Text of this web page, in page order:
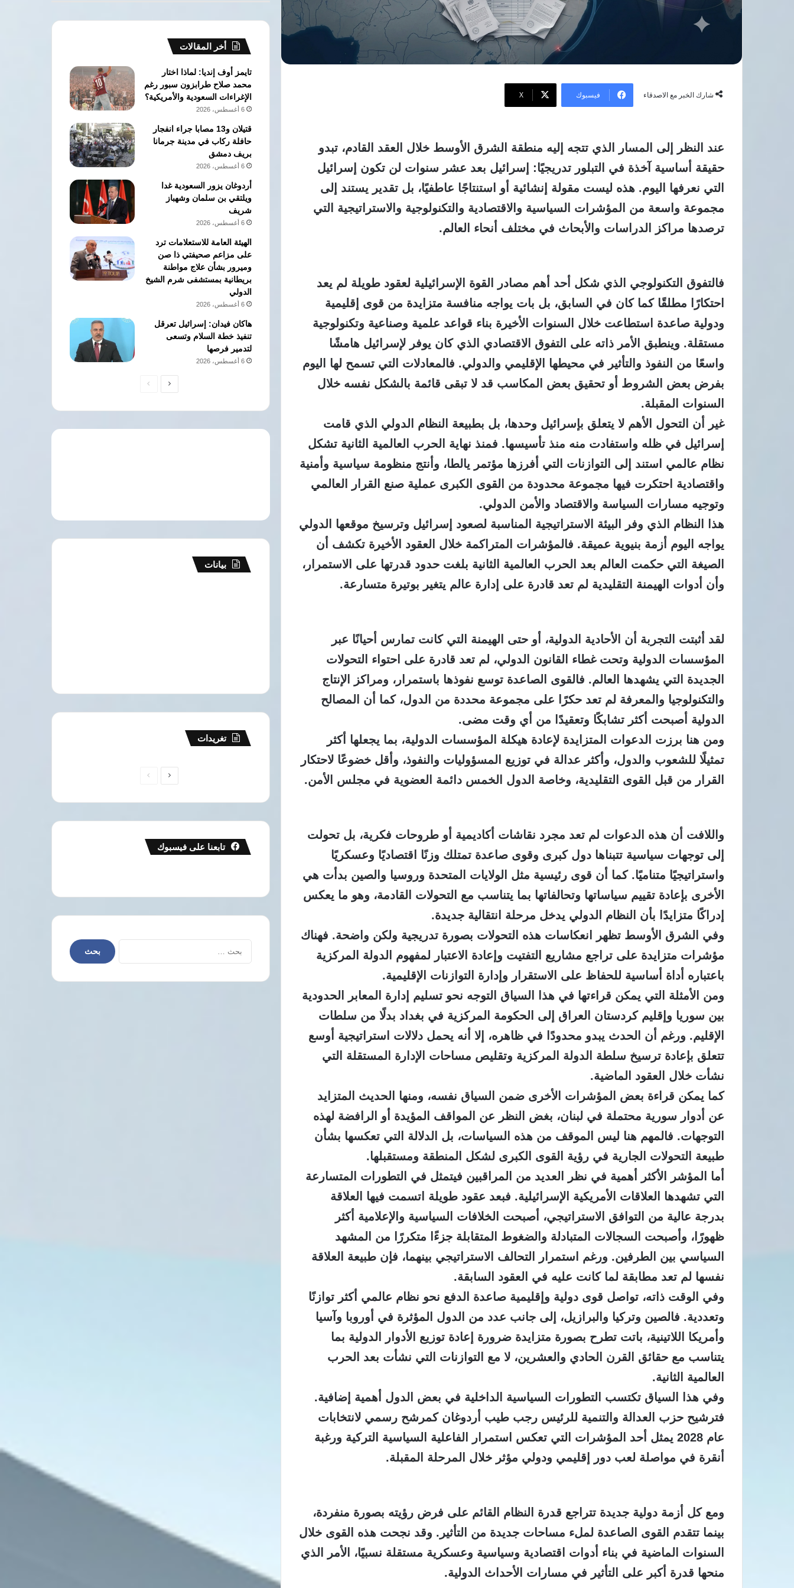
شارك الخبر مع الاصدقاء فيسبوك ‫X
عند النظر إلى المسار الذي تتجه إليه منطقة الشرق الأوسط خلال العقد القادم، تبدو
حقيقة أساسية آخذة في التبلور تدريجيًا: إسرائيل بعد عشر سنوات لن تكون إسرائيل
التي نعرفها اليوم. هذه ليست مقولة إنشائية أو استنتاجًا عاطفيًا، بل تقدير يستند إلى
مجموعة واسعة من المؤشرات السياسية والاقتصادية والتكنولوجية والاستراتيجية التي
ترصدها مراكز الدراسات والأبحاث في مختلف أنحاء العالم.
فالتفوق التكنولوجي الذي شكل أحد أهم مصادر القوة الإسرائيلية لعقود طويلة لم يعد
احتكارًا مطلقًا كما كان في السابق، بل بات يواجه منافسة متزايدة من قوى إقليمية
ودولية صاعدة استطاعت خلال السنوات الأخيرة بناء قواعد علمية وصناعية وتكنولوجية
مستقلة. وينطبق الأمر ذاته على التفوق الاقتصادي الذي كان يوفر لإسرائيل هامشًا
واسعًا من النفوذ والتأثير في محيطها الإقليمي والدولي. فالمعادلات التي تسمح لها اليوم
بفرض بعض الشروط أو تحقيق بعض المكاسب قد لا تبقى قائمة بالشكل نفسه خلال
السنوات المقبلة.
غير أن التحول الأهم لا يتعلق بإسرائيل وحدها، بل بطبيعة النظام الدولي الذي قامت
إسرائيل في ظله واستفادت منه منذ تأسيسها. فمنذ نهاية الحرب العالمية الثانية تشكل
نظام عالمي استند إلى التوازنات التي أفرزها مؤتمر يالطا، وأنتج منظومة سياسية وأمنية
واقتصادية احتكرت فيها مجموعة محدودة من القوى الكبرى عملية صنع القرار العالمي
وتوجيه مسارات السياسة والاقتصاد والأمن الدولي.
هذا النظام الذي وفر البيئة الاستراتيجية المناسبة لصعود إسرائيل وترسيخ موقعها الدولي
يواجه اليوم أزمة بنيوية عميقة. فالمؤشرات المتراكمة خلال العقود الأخيرة تكشف أن
الصيغة التي حكمت العالم بعد الحرب العالمية الثانية بلغت حدود قدرتها على الاستمرار،
وأن أدوات الهيمنة التقليدية لم تعد قادرة على إدارة عالم يتغير بوتيرة متسارعة.
لقد أثبتت التجربة أن الأحادية الدولية، أو حتى الهيمنة التي كانت تمارس أحيانًا عبر
المؤسسات الدولية وتحت غطاء القانون الدولي، لم تعد قادرة على احتواء التحولات
الجديدة التي يشهدها العالم. فالقوى الصاعدة توسع نفوذها باستمرار، ومراكز الإنتاج
والتكنولوجيا والمعرفة لم تعد حكرًا على مجموعة محددة من الدول، كما أن المصالح
الدولية أصبحت أكثر تشابكًا وتعقيدًا من أي وقت مضى.
ومن هنا برزت الدعوات المتزايدة لإعادة هيكلة المؤسسات الدولية، بما يجعلها أكثر
تمثيلًا للشعوب والدول، وأكثر عدالة في توزيع المسؤوليات والنفوذ، وأقل خضوعًا لاحتكار
القرار من قبل القوى التقليدية، وخاصة الدول الخمس دائمة العضوية في مجلس الأمن.
واللافت أن هذه الدعوات لم تعد مجرد نقاشات أكاديمية أو طروحات فكرية، بل تحولت
إلى توجهات سياسية تتبناها دول كبرى وقوى صاعدة تمتلك وزنًا اقتصاديًا وعسكريًا
واستراتيجيًا متناميًا. كما أن قوى رئيسية مثل الولايات المتحدة وروسيا والصين بدأت هي
الأخرى بإعادة تقييم سياساتها وتحالفاتها بما يتناسب مع التحولات القادمة، وهو ما يعكس
إدراكًا متزايدًا بأن النظام الدولي يدخل مرحلة انتقالية جديدة.
وفي الشرق الأوسط تظهر انعكاسات هذه التحولات بصورة تدريجية ولكن واضحة. فهناك
مؤشرات متزايدة على تراجع مشاريع التفتيت وإعادة الاعتبار لمفهوم الدولة المركزية
باعتباره أداة أساسية للحفاظ على الاستقرار وإدارة التوازنات الإقليمية.
ومن الأمثلة التي يمكن قراءتها في هذا السياق التوجه نحو تسليم إدارة المعابر الحدودية
بين سوريا وإقليم كردستان العراق إلى الحكومة المركزية في بغداد بدلًا من سلطات
الإقليم. ورغم أن الحدث يبدو محدودًا في ظاهره، إلا أنه يحمل دلالات استراتيجية أوسع
تتعلق بإعادة ترسيخ سلطة الدولة المركزية وتقليص مساحات الإدارة المستقلة التي
نشأت خلال العقود الماضية.
كما يمكن قراءة بعض المؤشرات الأخرى ضمن السياق نفسه، ومنها الحديث المتزايد
عن أدوار سورية محتملة في لبنان، بغض النظر عن المواقف المؤيدة أو الرافضة لهذه
التوجهات. فالمهم هنا ليس الموقف من هذه السياسات، بل الدلالة التي تعكسها بشأن
طبيعة التحولات الجارية في رؤية القوى الكبرى لشكل المنطقة ومستقبلها.
أما المؤشر الأكثر أهمية في نظر العديد من المراقبين فيتمثل في التطورات المتسارعة
التي تشهدها العلاقات الأمريكية الإسرائيلية. فبعد عقود طويلة اتسمت فيها العلاقة
بدرجة عالية من التوافق الاستراتيجي، أصبحت الخلافات السياسية والإعلامية أكثر
ظهورًا، وأصبحت السجالات المتبادلة والضغوط المتقابلة جزءًا متكررًا من المشهد
السياسي بين الطرفين. ورغم استمرار التحالف الاستراتيجي بينهما، فإن طبيعة العلاقة
نفسها لم تعد مطابقة لما كانت عليه في العقود السابقة.
وفي الوقت ذاته، تواصل قوى دولية وإقليمية صاعدة الدفع نحو نظام عالمي أكثر توازنًا
وتعددية. فالصين وتركيا والبرازيل، إلى جانب عدد من الدول المؤثرة في أوروبا وآسيا
وأمريكا اللاتينية، باتت تطرح بصورة متزايدة ضرورة إعادة توزيع الأدوار الدولية بما
يتناسب مع حقائق القرن الحادي والعشرين، لا مع التوازنات التي نشأت بعد الحرب
العالمية الثانية.
وفي هذا السياق تكتسب التطورات السياسية الداخلية في بعض الدول أهمية إضافية.
فترشيح حزب العدالة والتنمية للرئيس رجب طيب أردوغان كمرشح رسمي لانتخابات
عام 2028 يمثل أحد المؤشرات التي تعكس استمرار الفاعلية السياسية التركية ورغبة
أنقرة في مواصلة لعب دور إقليمي ودولي مؤثر خلال المرحلة المقبلة.
ومع كل أزمة دولية جديدة تتراجع قدرة النظام القائم على فرض رؤيته بصورة منفردة،
بينما تتقدم القوى الصاعدة لملء مساحات جديدة من التأثير. وقد نجحت هذه القوى خلال
السنوات الماضية في بناء أدوات اقتصادية وسياسية وعسكرية مستقلة نسبيًا، الأمر الذي
منحها قدرة أكبر على التأثير في مسارات الأحداث الدولية.
بمستشفى
أخر المقالات
تايمز أوف إنديا: لماذا اختار
محمد صلاح طرابزون سبور رغم
الإغراءات السعودية والأمريكية؟
6 أغسطس، 2026
قتيلان و13 مصابا جراء انفجار
حافلة ركاب في مدينة جرمانا
بريف دمشق
6 أغسطس، 2026
أردوغان يزور السعودية غدا
ويلتقي بن سلمان وشهباز
شريف
6 أغسطس، 2026
الهيئة العامة للاستعلامات ترد
على مزاعم صحيفتي ذا صن
وميرور بشأن علاج مواطنة
بريطانية بمستشفى شرم الشيخ
الدولي
6 أغسطس، 2026
هاكان فيدان: إسرائيل تعرقل
تنفيذ خطة السلام وتسعى
لتدمير فرصها
6 أغسطس، 2026
الصفحةالصفحة
بيانات
تغريدات
الصفحةالصفحة
تابعنا على فيسبوك
البحث
عن: